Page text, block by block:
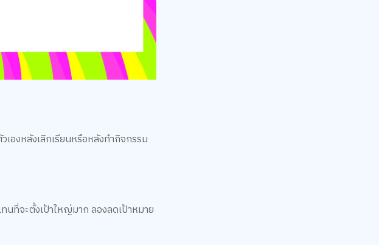
เองหลังเลิกเรียนหรือหลังทำกิจกรรม
นที่จะตั้งเป้าใหญ่มาก ลองลดเป้าหมาย